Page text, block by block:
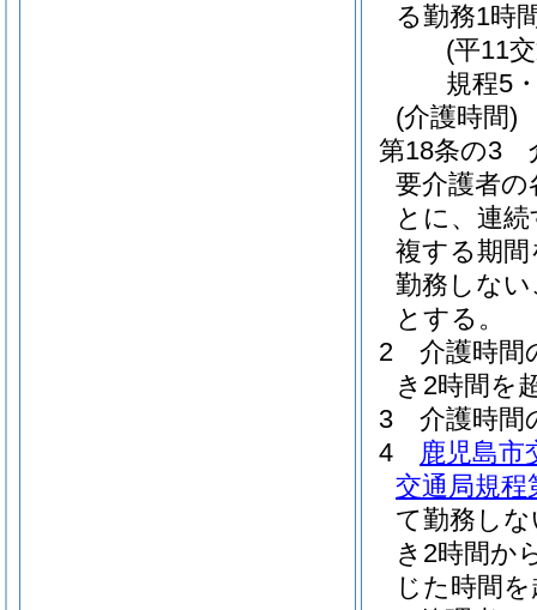
る勤務1時
(平11
規程5
(介護時間)
第18条の3
要介護者
とに、連
複する期
勤務しな
とする。
2
介護時間
き2時間を
3
介護時間
4
鹿児島市
交通局規程
て勤務し
き2時間か
じた時間